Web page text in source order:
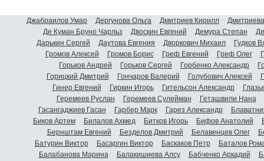
Джабраилов Умар Дергунова Ольга Дмитриев Кирилл
Де Куман Бруно Чарльз
Двоскин Евгений Демура Степан
Дарькин Сергей
Даутова Евгения Дворкович Михаил
Гудков
Громов Алексей
Громов Борис Греф Евгений Греф Олег
Горьков Андрей
Горьков Сергей Горбенко Александр
Горицкий Дмитрий
Гончаров Валерий Голубович Алексей
Гинер Евгений
Гиркин Игорь Гительсон Александр
Геремеев Руслан
Геремеев Сулейман
Геташвили Нана
Гасангаджиев Гасан
Гарбер Марк Гарез Александр
Биков Артем
Билалов Ахмед Битков Игорь Бифов Анатолий
Бернштам Евгений
Безделов Дмитрий Белавенцев Олег
Батурин Виктор
Басаргин Виктор Баскаков Петр
Баталов
Балабанова Марина
Балакишиева Алсу Бабченко Аркадий